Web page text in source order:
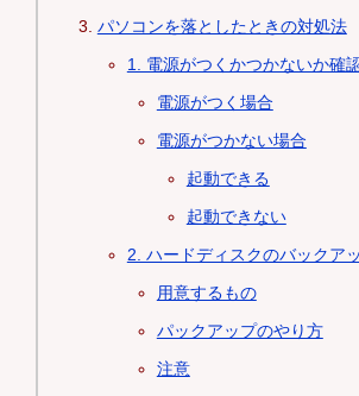
パソコンを落としたときの対処法
1. 電源がつくかつかないか確
電源がつく場合
電源がつかない場合
起動できる
起動できない
2. ハードディスクのバックア
用意するもの
パックアップのやり方
注意